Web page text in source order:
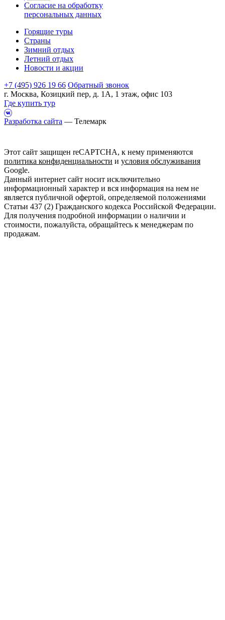
Согласие на обработку
персональных данных
Горящие туры
Страны
Зимний отдых
Летний отдых
Новости и акции
+7 (495) 926 19 66 Обратный звонок
г. Москва, Козицкий пер, д. 1А, 1 этаж, офис 103
Где купить тур
Разработка сайта — Телемарк
Этот сайт защищен reCAPTCHA, к нему применяются
политика конфиденциальности и условия обслуживания
Google.
Данный интернет сайт носит исключительно
информационный характер и вся информация на нем не
является публичной офертой, определяемой положениями
Статьи 437 (2) Гражданского кодекса Российской Федерации.
Для получения подробной информации о наличии и
стоимости, пожалуйста, обращайтесь к менеджерам по
продажам.